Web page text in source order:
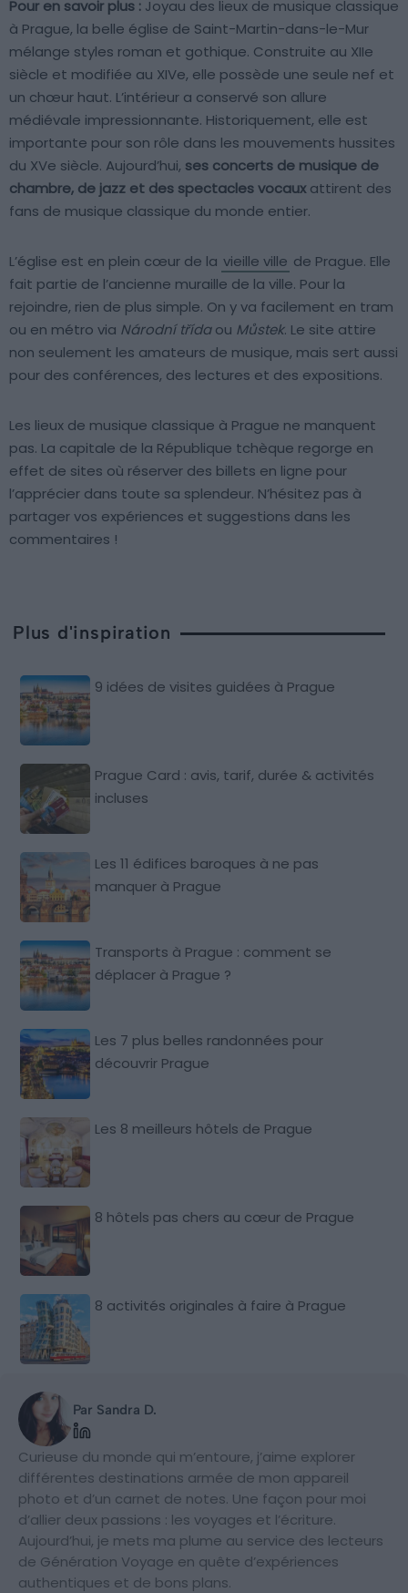
Pour en savoir plus : Joyau des lieux de musique classique
à Prague, la belle église de Saint-Martin-dans-le-Mur
mélange styles roman et gothique. Construite au XIIe
siècle et modifiée au XIVe, elle possède une seule nef et
un chœur haut. L’intérieur a conservé son allure
médiévale impressionnante. Historiquement, elle est
importante pour son rôle dans les mouvements hussites
du XVe siècle. Aujourd’hui, ses concerts de musique de
chambre, de jazz et des spectacles vocauxattirent des
fans de musique classique du monde entier.
L’église est en plein cœur de la vieille ville de Prague. Elle
fait partie de l’ancienne muraille de la ville. Pour la
rejoindre, rien de plus simple. On y va facilement en tram
ou en métro via Národní třídaou Můstek. Le site attire
non seulement les amateurs de musique, mais sert aussi
pour des conférences, des lectures et des expositions.
Les lieux de musique classique à Prague ne manquent
pas. La capitale de la République tchèque regorge en
effet de sites où réserver des billets en ligne pour
l’apprécier dans toute sa splendeur. N’hésitez pas à
partager vos expériences et suggestions dans les
commentaires !
Plus d'inspiration
9 idées de visites guidées à Prague
Prague Card : avis, tarif, durée & activités
incluses
Les 11 édifices baroques à ne pas
manquer à Prague
Transports à Prague : comment se
déplacer à Prague ?
Les 7 plus belles randonnées pour
découvrir Prague
Les 8 meilleurs hôtels de Prague
8 hôtels pas chers au cœur de Prague
8 activités originales à faire à Prague
Par Sandra D.
Curieuse du monde qui m’entoure, j’aime explorer
différentes destinations armée de mon appareil
photo et d’un carnet de notes. Une façon pour moi
d’allier deux passions : les voyages et l’écriture.
Aujourd’hui, je mets ma plume au service des lecteurs
de Génération Voyage en quête d’expériences
authentiques et de bons plans.